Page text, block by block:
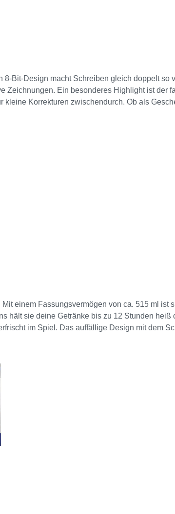
Bit-Design macht Schreiben gleich doppelt so
Zeichnungen. Ein besonderes Highlight ist der
Korrekturen zwischendurch. Ob als
einem Fassungsvermögen von ca. 515 ml ist
hält sie deine Getränke bis zu 12 Stunden heiß
im Spiel. Das auffällige Design mit dem